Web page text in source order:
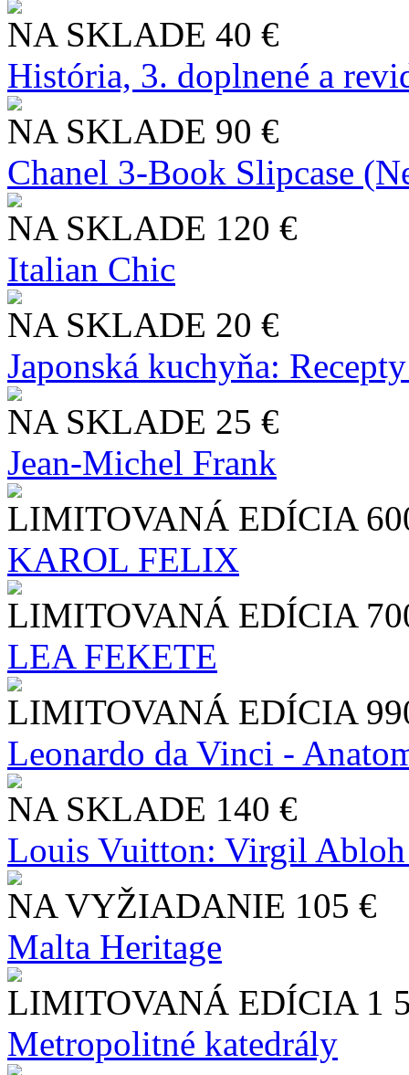
NA SKLADE 40 €
História, 3. doplnené a
NA SKLADE 90 €
Chanel 3-Book Slipcase
NA SKLADE 120 €
Italian Chic
NA SKLADE 20 €
Japonská kuchyňa:
NA SKLADE 25 €
Jean-Michel Frank
LIMITOVANÁ EDÍCIA
KAROL FELIX
LIMITOVANÁ EDÍCIA
LEA FEKETE
LIMITOVANÁ EDÍCIA
Leonardo da Vinci -
NA SKLADE 140 €
Louis Vuitton: Virgil
NA VYŽIADANIE 105 €
Malta Heritage
LIMITOVANÁ EDÍCIA 1
Metropolitné katedrály